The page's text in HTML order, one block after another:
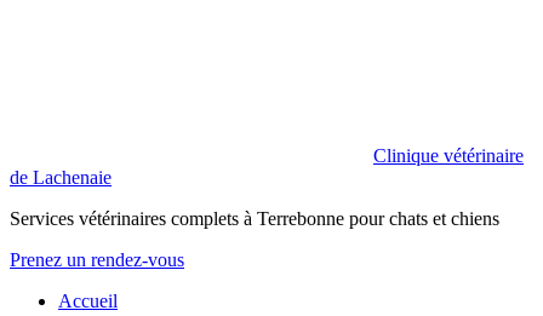
Clinique vétérinaire
de Lachenaie
Services vétérinaires complets à Terrebonne pour chats et chiens
Prenez un rendez-vous
Accueil